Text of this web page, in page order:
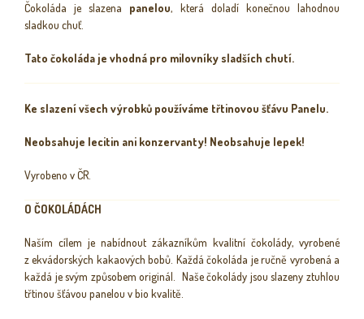
Čokoláda je slazena panelou, která doladí konečnou lahodnou
sladkou chuť.
Tato čokoláda je vhodná pro milovníky sladších chutí.
Ke slazení všech výrobků používáme třtinovou šťávu Panelu.
Neobsahuje lecitin ani konzervanty! Neobsahuje lepek!
Vyrobeno v ČR.
O ČOKOLÁDÁCH
Naším cílem je nabídnout zákazníkům kvalitní čokolády, vyrobené
z ekvádorských kakaových bobů. Každá čokoláda je ručně vyrobená a
každá je svým způsobem originál. Naše čokolády jsou slazeny ztuhlou
třtinou šťávou panelou v bio kvalitě.